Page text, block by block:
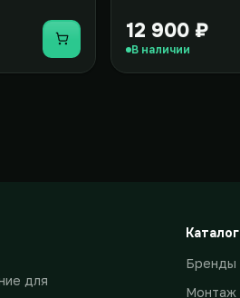
Купить
12 900 ₽
В наличии
для
Каталог
Бренды
Монтаж